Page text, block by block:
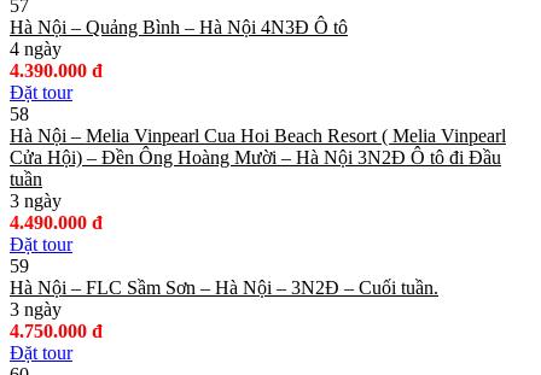
57
Hà Nội – Quảng Bình – Hà Nội 4N3Đ Ô tô
4 ngày
4.390.000 đ
Đặt tour
58
Hà Nội – Melia Vinpearl Cua Hoi Beach Resort ( Melia Vinpearl
Cửa Hội) – Đền Ông Hoàng Mười – Hà Nội 3N2Đ Ô tô đi Đầu
tuần
3 ngày
4.490.000 đ
Đặt tour
59
Hà Nội – FLC Sầm Sơn – Hà Nội – 3N2Đ – Cuối tuần.
3 ngày
4.750.000 đ
Đặt tour